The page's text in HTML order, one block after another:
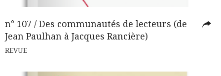
n° 107 / Des communautés de lecteurs (de
Jean Paulhan à Jacques Rancière)
REVUE